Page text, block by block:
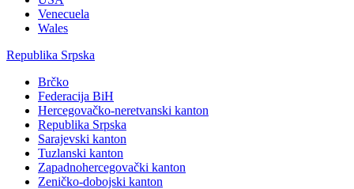
Venecuela
Wales
Republika Srpska
Brčko
Federacija BiH
Hercegovačko-neretvanski kanton
Republika Srpska
Sarajevski kanton
Tuzlanski kanton
Zapadnohercegovački kanton
Zeničko-dobojski kanton